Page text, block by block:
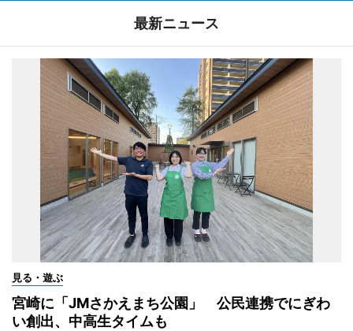
最新ニュース
見る・遊ぶ
宮崎に「JMさかえまち公園」 公民連携でにぎわ
い創出、中高生タイムも